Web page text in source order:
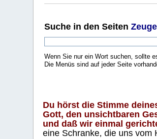
Suche in den Seiten
Wenn Sie nur ein Wort suchen, sollte
Die Menüs sind auf jeder Seite
Du hörst die Stimme
Gott, den unsichtbaren
und daß wir einmal
eine Schranke, die uns vom